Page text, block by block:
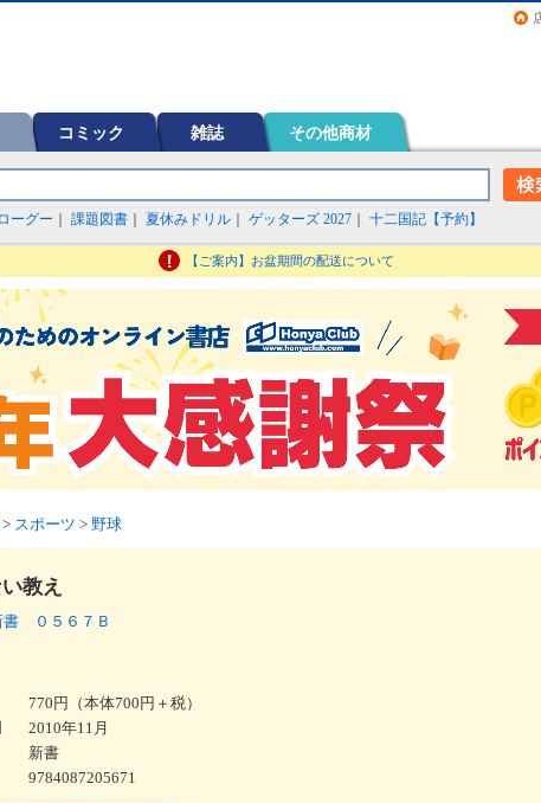
コミック 雑誌 その他商材
ーグー 課題図書 夏休みドリル ゲッターズ 2027 十二国記【予約】
【ご案内】お盆期間の配送について
> スポーツ > 野球
教え
書 ０５６７Ｂ
770円（本体700円＋税）
2010年11月
新書
9784087205671